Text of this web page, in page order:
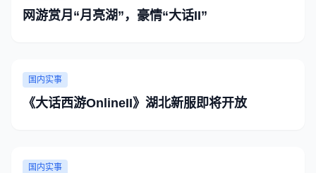
网游赏月“月亮湖”，豪情“大话II”
国内实事
《大话西游OnlineII》湖北新服即将开放
国内实事